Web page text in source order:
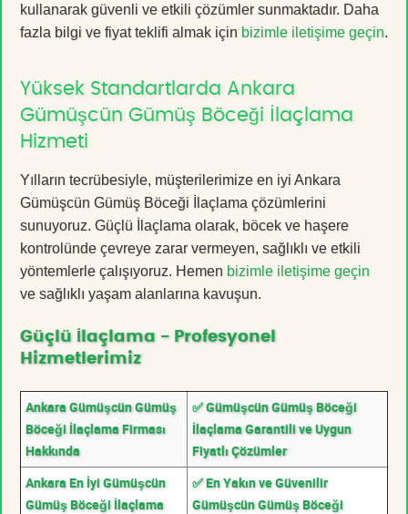
kullanarak güvenli ve etkili çözümler sunmaktadır. Daha
fazla bilgi ve fiyat teklifi almak için bizimle iletişime geçin.
Yüksek Standartlarda Ankara
Gümüşcün Gümüş Böceği İlaçlama
Hizmeti
Yılların tecrübesiyle, müşterilerimize en iyi Ankara
Gümüşcün Gümüş Böceği İlaçlama çözümlerini
sunuyoruz. Güçlü İlaçlama olarak, böcek ve haşere
kontrolünde çevreye zarar vermeyen, sağlıklı ve etkili
yöntemlerle çalışıyoruz. Hemen bizimle iletişime geçin
ve sağlıklı yaşam alanlarına kavuşun.
Güçlü İlaçlama - Profesyonel
Hizmetlerimiz
Ankara Gümüşcün Gümüş
Böceği İlaçlama Firması
Hakkında
✅ Gümüşcün Gümüş Böceği
İlaçlama Garantili ve Uygun
Fiyatlı Çözümler
Ankara En İyi Gümüşcün
Gümüş Böceği İlaçlama
✅ En Yakın ve Güvenilir
Gümüşcün Gümüş Böceği